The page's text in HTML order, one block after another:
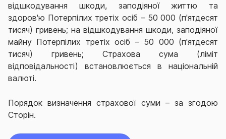
відшкодування шкоди, заподіяної життю та
здоров'ю Потерпілих третіх осіб – 50 000 (п'ятдесят
тисяч) гривень; на відшкодування шкоди, заподіяної
майну Потерпілих третіх осіб – 50 000 (п'ятдесят
тисяч) гривень; Страхова сума (ліміт
відповідальності) встановлюється в національній
валюті.
Порядок визначення страхової суми – за згодою
Сторін.